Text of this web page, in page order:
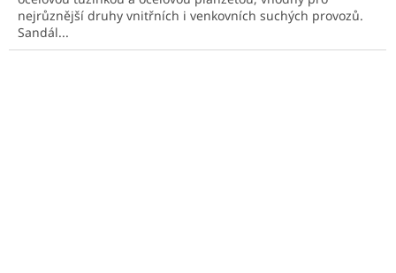
nejrůznější druhy vnitřních i venkovních suchých provozů.
Sandál...